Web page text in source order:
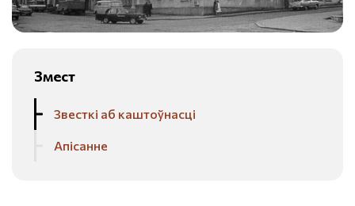
Змест
Звесткі аб каштоўнасці
Апісанне